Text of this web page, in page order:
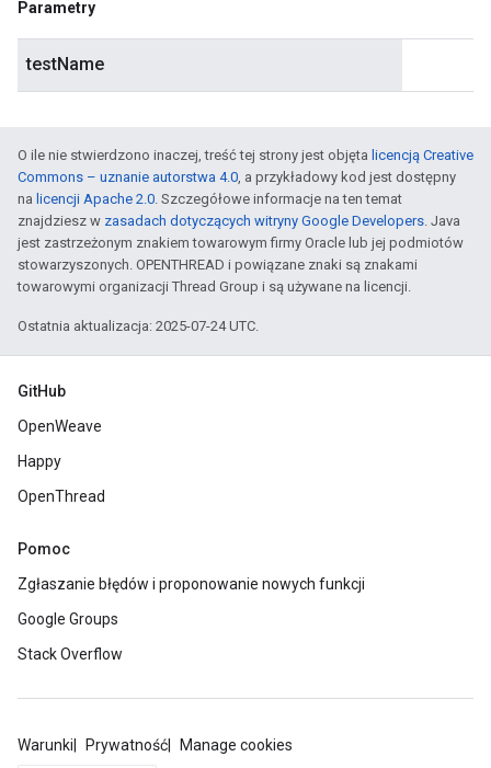
Parametry
testName
O ile nie stwierdzono inaczej, treść tej strony jest objęta licencją Creative
Commons – uznanie autorstwa 4.0, a przykładowy kod jest dostępny
na licencji Apache 2.0. Szczegółowe informacje na ten temat
znajdziesz w zasadach dotyczących witryny Google Developers. Java
jest zastrzeżonym znakiem towarowym firmy Oracle lub jej podmiotów
stowarzyszonych. OPENTHREAD i powiązane znaki są znakami
towarowymi organizacji Thread Group i są używane na licencji.
Ostatnia aktualizacja: 2025-07-24 UTC.
GitHub
OpenWeave
Happy
OpenThread
Pomoc
Zgłaszanie błędów i proponowanie nowych funkcji
Google Groups
Stack Overflow
Warunki Prywatność Manage cookies